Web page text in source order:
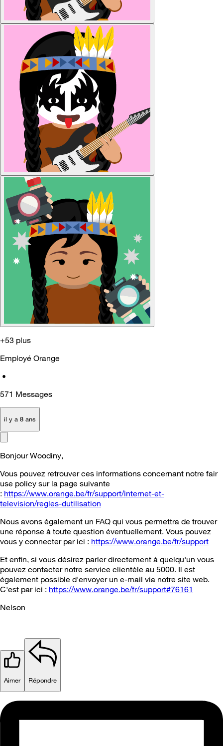
+53 plus
Employé Orange
•
571 Messages
il y a 8 ans
Bonjour Woodiny,
Vous pouvez retrouver ces informations concernant notre fair
use policy sur la page suivante
: https://www.orange.be/fr/support/internet-et-
television/regles-dutilisation
Nous avons également un FAQ qui vous permettra de trouver
une réponse à toute question éventuellement. Vous pouvez
vous y connecter par ici : https://www.orange.be/fr/support
Et enfin, si vous désirez parler directement à quelqu'un vous
pouvez contacter notre service clientèle au 5000. Il est
également possible d'envoyer un e-mail via notre site web.
C'est par ici : https://www.orange.be/fr/support#76161
Nelson
Aimer Répondre